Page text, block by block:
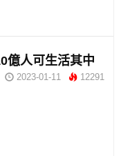
億人可生活其中
2023-01-11 12291